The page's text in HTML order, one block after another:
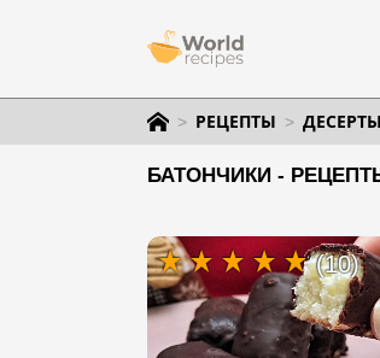
РЕЦЕПТЫ ДЕСЕРТЫ
БАТОНЧИКИ -
(10)